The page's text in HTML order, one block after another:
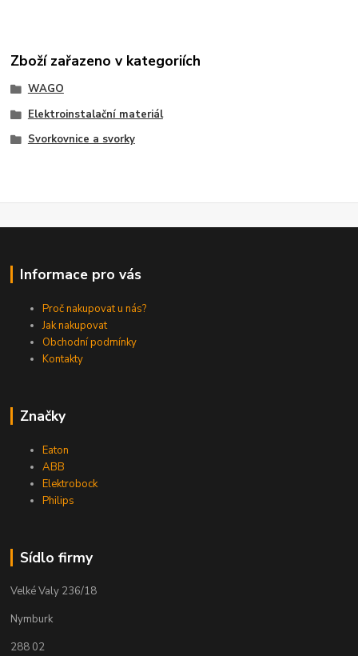
Zboží zařazeno v kategoriích
WAGO
Elektroinstalační materiál
Svorkovnice a svorky
Informace pro vás
Proč nakupovat u nás?
Jak nakupovat
Obchodní podmínky
Kontakty
Značky
Eaton
ABB
Elektrobock
Philips
Sídlo firmy
Velké Valy 236/18
Nymburk
288 02